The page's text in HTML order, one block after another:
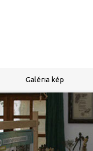
Galéria kép